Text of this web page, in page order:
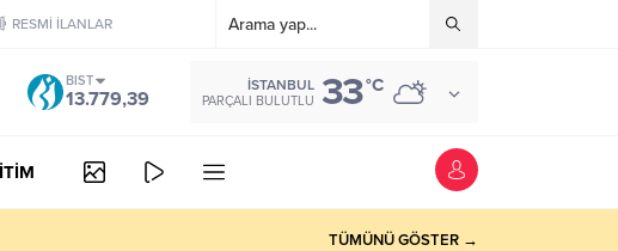
RESMİ İLANLAR
BIST
13.779,39
İSTANBUL
PARÇALI BULUTLU 33°C
TÜMÜNÜ GÖSTER →